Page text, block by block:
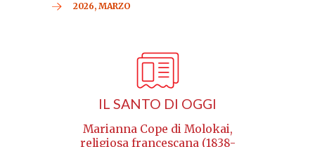
2026, MARZO
IL SANTO DI OGGI
Marianna Cope di Molokai,
religiosa francescana (1838-